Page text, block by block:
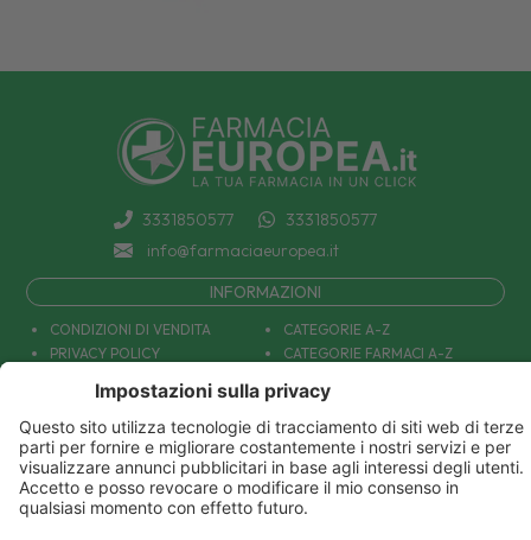
3331850577
3331850577
info@farmaciaeuropea.it
INFORMAZIONI
CONDIZIONI DI VENDITA
PRIVACY POLICY
DECONTRIBUZIONE INPS
SPEDIZIONI
PAGAMENTI
COUPON E OFFERTE
PATOLOGIE: CAUSE E RIMEDI
CATEGORIE A-Z
CATEGORIE FARMACI A-Z
TUTTO IL NOSTRO CATALOGO
IL NOSTRO BLOG
CONTATTACI